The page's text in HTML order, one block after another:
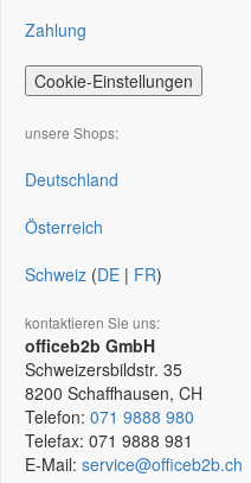
Zahlung
Cookie-Einstellungen
unsere Shops:
Deutschland
Österreich
Schweiz (DE | FR)
kontaktieren Sie uns:
officeb2b GmbH
Schweizersbildstr. 35
8200 Schaffhausen, CH
Telefon: 071 9888 980
Telefax: 071 9888 981
E-Mail: service@officeb2b.ch